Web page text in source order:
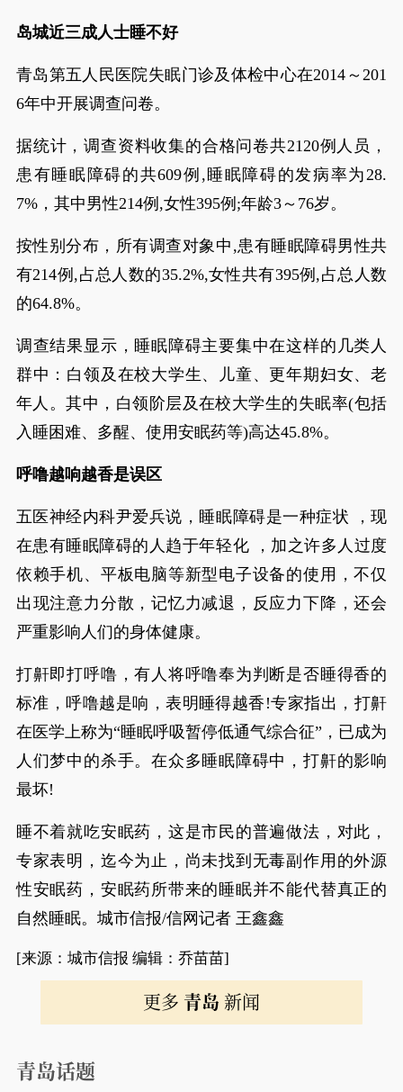
岛城近三成人士睡不好
青岛第五人民医院失眠门诊及体检中心在2014～201
6年中开展调查问卷。
据统计，调查资料收集的合格问卷共2120例人员，
患有睡眠障碍的共609例,睡眠障碍的发病率为28.
7%，其中男性214例,女性395例;年龄3～76岁。
按性别分布，所有调查对象中,患有睡眠障碍男性共
有214例,占总人数的35.2%,女性共有395例,占总人数
的64.8%。
调查结果显示，睡眠障碍主要集中在这样的几类人
群中：白领及在校大学生、儿童、更年期妇女、老
年人。其中，白领阶层及在校大学生的失眠率(包括
入睡困难、多醒、使用安眠药等)高达45.8%。
呼噜越响越香是误区
五医神经内科尹爱兵说，睡眠障碍是一种症状 ，现
在患有睡眠障碍的人趋于年轻化 ，加之许多人过度
依赖手机、平板电脑等新型电子设备的使用，不仅
出现注意力分散，记忆力减退，反应力下降，还会
严重影响人们的身体健康。
打鼾即打呼噜，有人将呼噜奉为判断是否睡得香的
标准，呼噜越是响，表明睡得越香!专家指出，打鼾
在医学上称为“睡眠呼吸暂停低通气综合征”，已成为
人们梦中的杀手。在众多睡眠障碍中，打鼾的影响
最坏!
睡不着就吃安眠药，这是市民的普遍做法，对此，
专家表明，迄今为止，尚未找到无毒副作用的外源
性安眠药，安眠药所带来的睡眠并不能代替真正的
自然睡眠。城市信报/信网记者 王鑫鑫
[来源：城市信报 编辑：乔苗苗]
更多 青岛 新闻
青岛话题